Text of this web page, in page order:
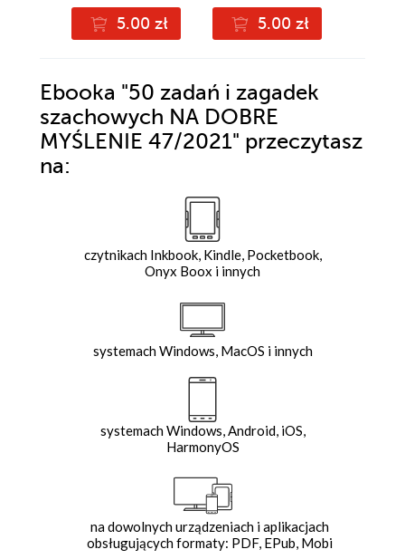
5.00 zł 5.00 zł
Ebooka "50 zadań i zagadek
szachowych NA DOBRE
MYŚLENIE 47/2021" przeczytasz
na:
czytnikach Inkbook, Kindle, Pocketbook,
Onyx Boox i innych
systemach Windows, MacOS i innych
systemach Windows, Android, iOS,
HarmonyOS
na dowolnych urządzeniach i aplikacjach
obsługujących formaty: PDF, EPub, Mobi